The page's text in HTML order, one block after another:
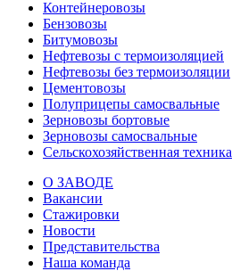
Контейнеровозы
Бензовозы
Битумовозы
Нефтевозы с термоизоляцией
Нефтевозы без термоизоляции
Цементовозы
Полуприцепы самосвальные
Зерновозы бортовые
Зерновозы самосвальные
Сельскохозяйственная техника
О ЗАВОДЕ
Вакансии
Стажировки
Новости
Представительства
Наша команда